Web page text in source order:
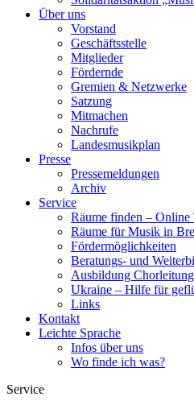
Über uns
Vorstand
Geschäftsstelle
Mitglieder
Fördernde
Gremien & Netzwerke
Satzung
Mitmachen
Nachrufe
Landesmusikplan
Presse
Pressemeldungen
Archiv
Service
Räume finden – Online
Räume für Musik in
Fördermöglichkeiten
Beratungs- und
Ausbildung Chorleitung
Ukraine – Hilfe für
Links
Kontakt
Leichte Sprache
Infos über uns
Wo finde ich was?
Service